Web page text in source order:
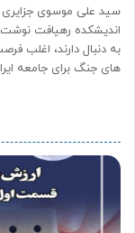
سید علی موسوی جزایری
اندیشکده رهیافت
به دنبال دارند، اغلب
های جنگ برای جامعه